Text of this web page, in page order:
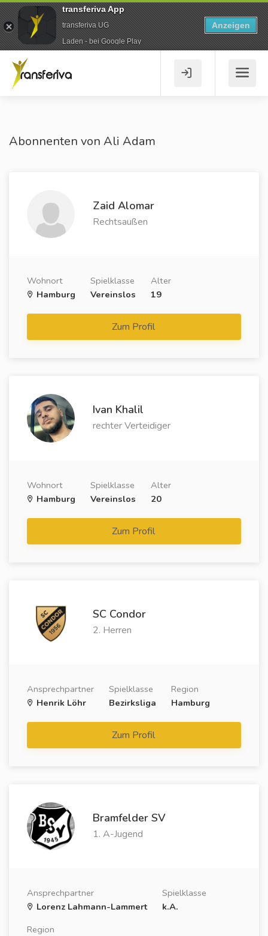
Abonnenten von Ali Adam
Zaid Alomar
Rechtsaußen
Wohnort
Hamburg
Spielklasse
Vereinslos
Alter
19
Zum Profil
Ivan Khalil
rechter Verteidiger
Wohnort
Hamburg
Spielklasse
Vereinslos
Alter
20
Zum Profil
SC Condor
2. Herren
Ansprechpartner
Henrik Löhr
Spielklasse
Bezirksliga
Region
Hamburg
Zum Profil
Bramfelder SV
1. A-Jugend
Ansprechpartner
Lorenz Lahmann-Lammert
Spielklasse
k.A.
Region
transferiva App
transferiva UG
Laden - bei Google Play
Anzeigen